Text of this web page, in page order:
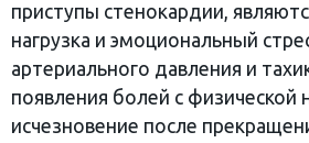
приступы стенокардии,
нагрузка и эмоциональный
артериального давления и
появления болей с физической
исчезновение после